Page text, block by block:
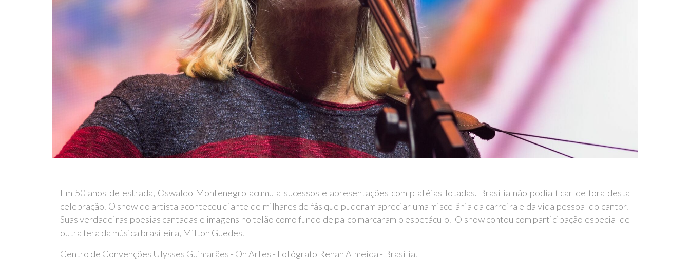
Em 50 anos de estrada, Oswaldo Montenegro acumula sucessos e apresentações com platéias lotadas. Brasília não podia ficar de fora desta
celebração. O show do artista aconteceu diante de milhares de fãs que puderam apreciar uma miscelânia da carreira e da vida pessoal do cantor.
Suas verdadeiras poesias cantadas e imagens no telão como fundo de palco marcaram o espetáculo. O show contou com participação especial de
outra fera da música brasileira, Milton Guedes.
Centro de Convenções Ulysses Guimarães - Oh Artes - Fotógrafo Renan Almeida - Brasília.